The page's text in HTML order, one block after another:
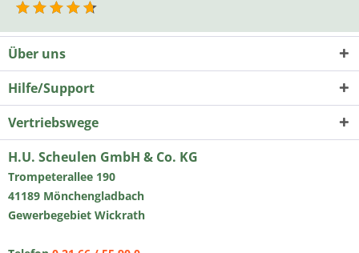
Über uns
Hilfe/Support
Vertriebswege
H.U. Scheulen GmbH & Co. KG
Trompeterallee 190
41189 Mönchengladbach
Gewerbegebiet Wickrath